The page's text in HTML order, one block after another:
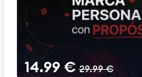
14.99 €29.99 €